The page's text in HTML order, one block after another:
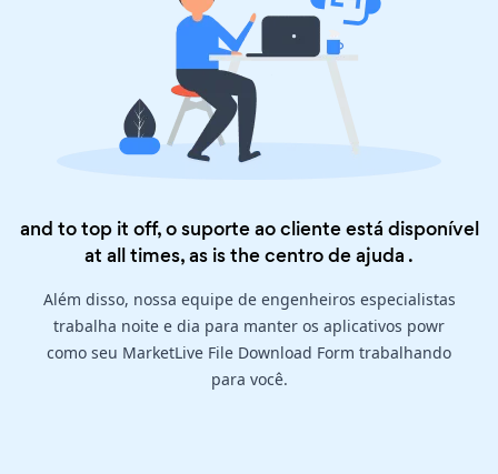
and to top it off, o suporte ao cliente está disponível
at all times, as is thecentro de ajuda .
Além disso, nossa equipe de engenheiros especialistas
trabalha noite e dia para manter os aplicativos powr
como seu MarketLive File Download Form trabalhando
para você.